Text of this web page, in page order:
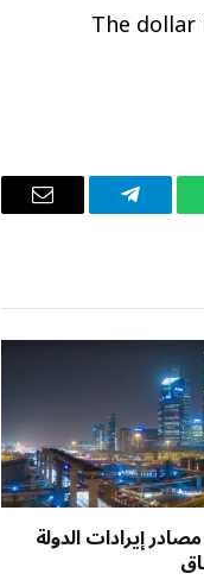
The
تيلقرام
البريد
إيرادات الدولة